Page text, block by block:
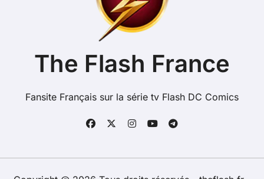
The Flash France
Fansite Français sur la série tv Flash DC Comics